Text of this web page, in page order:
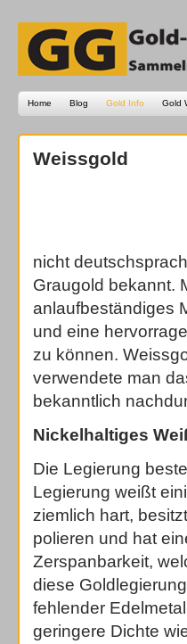
Home Blog Gold Info Gold
Weissgold
nicht
Graugold bekannt.
anlaufbeständiges
und eine
zu können.
verwendete man
bekanntlich
Nickelhaltiges
Die Legierung
Legierung weißt
ziemlich hart,
polieren und hat
Zerspanbarkeit,
diese
fehlender
geringere Dichte